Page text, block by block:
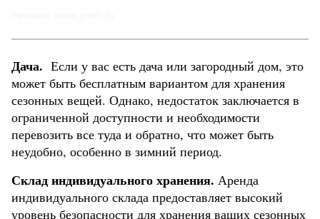
Дача. Если у вас есть дача или загородный дом, это
может быть бесплатным вариантом для хранения
сезонных вещей. Однако, недостаток заключается в
ограниченной доступности и необходимости
перевозить все туда и обратно, что может быть
неудобно, особенно в зимний период.
Склад индивидуального хранения. Аренда
индивидуального склада предоставляет высокий
уровень безопасности для хранения ваших сезонных